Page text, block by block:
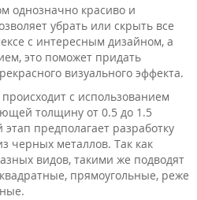
однозначно красиво и
убрать или скрыть все
с интересным дизайном, а
это поможет придать
визуального эффекта.
с использованием
толщину от 0.5 до 1.5
предполагает разработку
черных металлов. Так как
видов, такими же подводят
прямоугольные, реже